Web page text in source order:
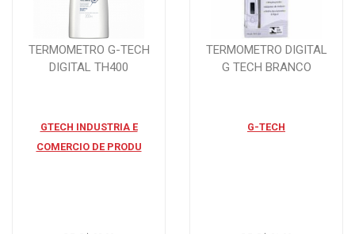
TERMOMETRO G-TECH
DIGITAL TH400
GTECH INDUSTRIA E
COMERCIO DE PRODU
TERMOMETRO DIGITAL
G TECH BRANCO
G-TECH